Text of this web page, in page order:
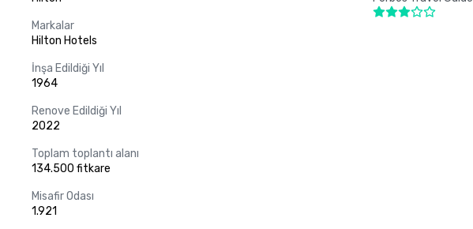
Markalar
Hilton Hotels
İnşa Edildiği Yıl
1964
Renove Edildiği Yıl
2022
Toplam toplantı alanı
134.500 fitkare
Misafir Odası
1.921